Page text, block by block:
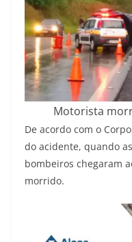
Motorista
De acordo com o
do acidente, quando
bombeiros chegaram
morrido.